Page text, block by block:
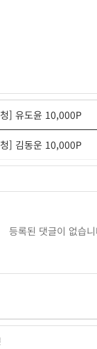
] 유도윤 10,000P
] 김동운 10,000P
등록된 댓글이 없습